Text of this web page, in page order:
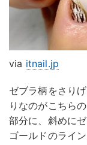
via itnail.jp
ゼブラ柄をさり
りなのがこちら
部分に、斜めに
ゴールドのライ